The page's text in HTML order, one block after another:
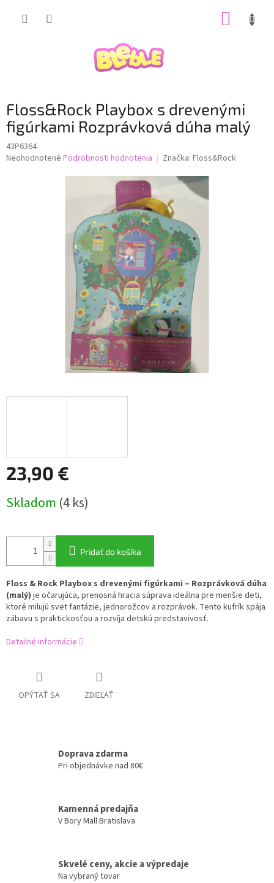
Floss&Rock Playbox s drevenými
figúrkami Rozprávková dúha malý
43P6364
Priemerné
Neohodnotené Podrobnosti hodnotenia Značka: Floss&Rock
23,90 €
cena:
Skladom (4 ks)
Pridať do košíka
Floss & Rock Playbox s drevenými figúrkami – Rozprávková dúha
(malý) je očarujúca, prenosná hracia súprava ideálna pre menšie deti,
ktoré milujú svet fantázie, jednorožcov a rozprávok. Tento kufrík spája
zábavu s praktickosťou a rozvíja detskú predstavivosť.
Detailné informácie
OPÝTAŤ SA ZDIEĽAŤ
Doprava zdarma
Pri objednávke nad 80€
Kamenná predajňa
V Bory Mall Bratislava
Skvelé ceny, akcie a výpredaje
Na vybraný tovar